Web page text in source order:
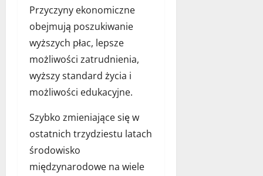
Przyczyny ekonomiczne
obejmują poszukiwanie
wyższych płac, lepsze
możliwości zatrudnienia,
wyższy standard życia i
możliwości edukacyjne.
Szybko zmieniające się w
ostatnich trzydziestu latach
środowisko
międzynarodowe na wiele